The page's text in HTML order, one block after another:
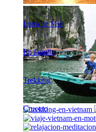
Luna de Miel
En familia
Trekking
Crucero